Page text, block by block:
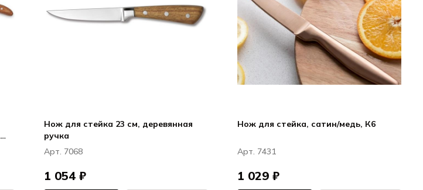
Нож для стейка 23 см, деревянная
ручка
Арт. 7068
1 054 ₽
Нож для стейка, сатин/медь, К6
Арт. 7431
1 029 ₽